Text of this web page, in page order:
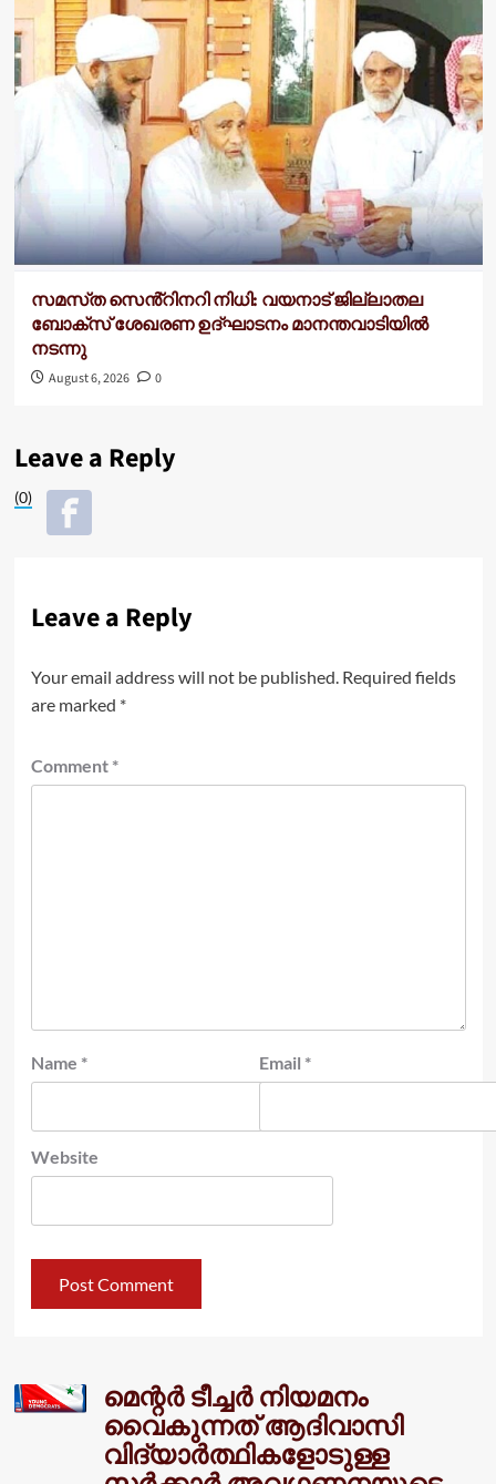
സമസ്‌ത സെൻ്റിനറി നിധി: വയനാട് ജില്ലാതല
ബോക്സ് ശേഖരണ ഉദ്ഘാടനം മാനന്തവാടിയിൽ
നടന്നു
August 6, 2026 0
Leave a Reply
(0)
Leave a Reply
Your email address will not be published. Required fields
are marked *
Comment *
Name * Email *
Website
മെന്റർ ടീച്ചർ നിയമനം
വൈകുന്നത് ആദിവാസി
വിദ്യാർത്ഥികളോടുള്ള